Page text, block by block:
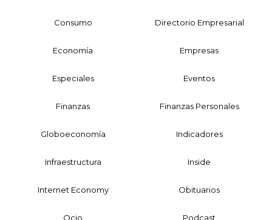
Consumo Directorio Empresarial
Economía Empresas
Especiales Eventos
Finanzas Finanzas Personales
Globoeconomía Indicadores
Infraestructura Inside
Internet Economy Obituarios
Ocio Podcast